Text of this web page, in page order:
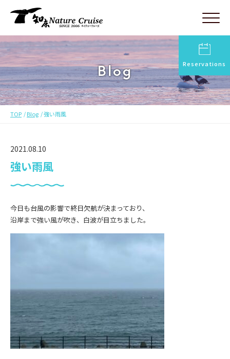
Reservations
Blog
TOP Blog 強い雨風
2021.08.10
強い雨風
今日も台風の影響で終日欠航が決まっており、
沿岸まで強い風が吹き、白波が目立ちました。